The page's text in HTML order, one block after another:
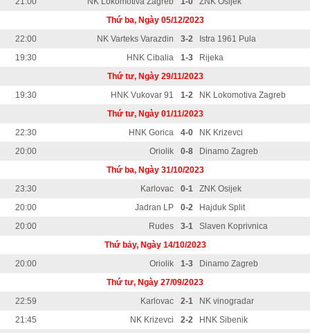
Thứ ba, Ngày 05/12/2023
22:00
NK Varteks Varazdin 3-2
Istra 1961 Pula
19:30
HNK Cibalia 1-3
Rijeka
Thứ tư, Ngày 29/11/2023
19:30
HNK Vukovar 91 1-2
NK Lokomotiva Zagreb
Thứ tư, Ngày 01/11/2023
22:30
HNK Gorica 4-0
NK Krizevci
20:00
Oriolik 0-8
Dinamo Zagreb
Thứ ba, Ngày 31/10/2023
23:30
Karlovac 0-1
ZNK Osijek
20:00
Jadran LP 0-2
Hajduk Split
20:00
Rudes 3-1
Slaven Koprivnica
Thứ bảy, Ngày 14/10/2023
20:00
Oriolik 1-3
Dinamo Zagreb
Thứ tư, Ngày 27/09/2023
22:59
Karlovac 2-1
NK vinogradar
21:45
NK Krizevci 2-2
HNK Sibenik